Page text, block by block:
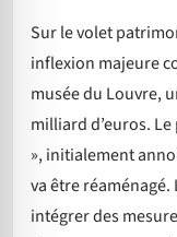
Sur le volet
inflexion majeure
musée du Louvre,
milliard d’euros.
», initialement
va être réaménagé.
intégrer des